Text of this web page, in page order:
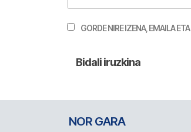
GORDE NIRE IZENA, EMAILA
NOR GARA